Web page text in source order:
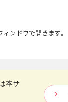
ンドウで開きます。
本サ